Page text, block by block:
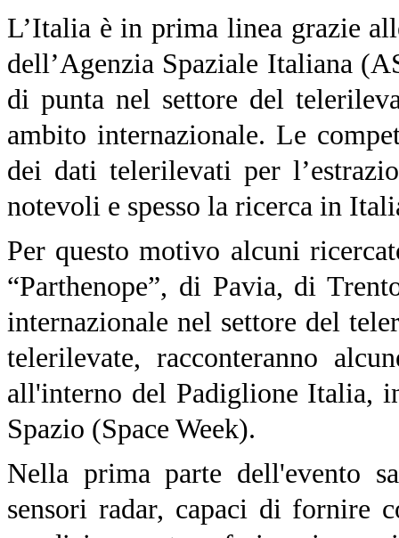
L’Italia è in prima linea grazie
dell’Agenzia Spaziale Italiana
di punta nel settore del
ambito internazionale. Le
dei dati telerilevati per
notevoli e spesso la ricerca in
Per questo motivo alcuni
“Parthenope”, di Pavia, di
internazionale nel settore del
telerilevate, racconteranno
all'interno del Padiglione Italia,
Spazio (Space Week).
Nella prima parte dell'evento
sensori radar, capaci di fornire